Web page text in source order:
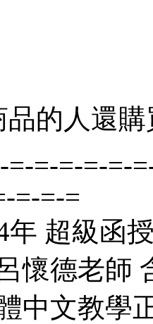
品的人還購
=-=-=-=-
=-=-=
年 超級函
懷德老師
中文教學